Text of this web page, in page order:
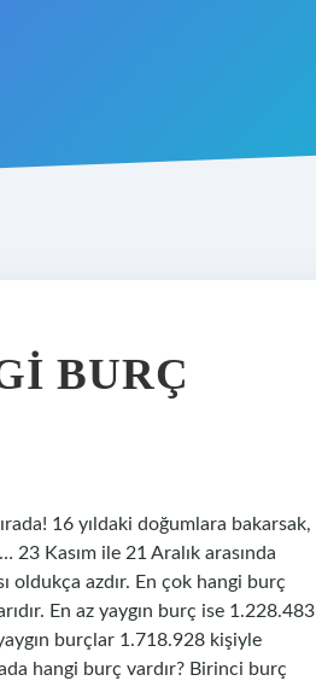
BURÇ
16 yıldaki doğumlara bakarsak,
Kasım ile 21 Aralık arasında
oldukça azdır. En çok hangi burç
En az yaygın burç ise 1.228.483
burçlar 1.718.928 kişiyle
hangi burç vardır? Birinci burç